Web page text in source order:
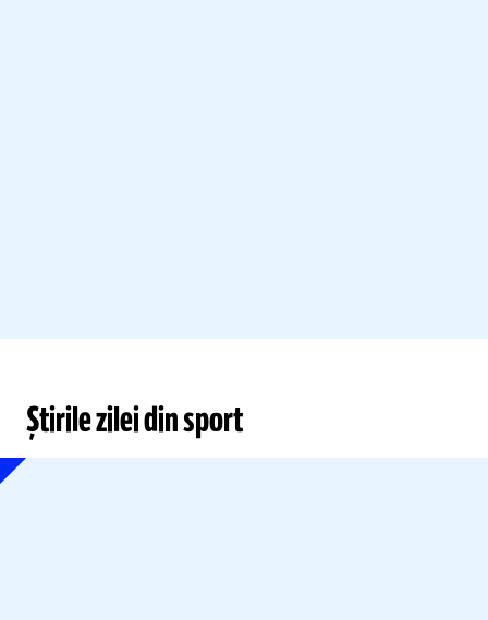
Știrile zilei din sport